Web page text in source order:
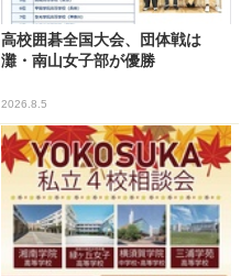
高校囲碁全国大会、団体戦は
灘・南山女子部が優勝
2026.8.5